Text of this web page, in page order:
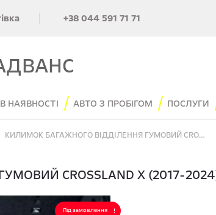
+38 044 591 71 71
НАЯВНОСТІ АВТО З ПРОБІГОМ ПОСЛУГИ
КИЛИМОК БАГАЖНОГО ВІДДІЛЕННЯ ГУМОВИЙ CROSSLAND X (2017-2024)
CROSSLAND X (2017-
Під замовлення